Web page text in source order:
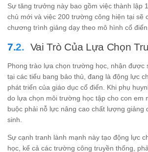
Sự tăng trưởng này bao gồm việc thành lập
chủ mới và việc 200 trường công hiện tại sẽ
chương trình giảng dạy theo mô hình cổ
Vai Trò Của Lựa Chọn
Phong trào lựa chọn trường học, nhận được
tại các tiểu bang bảo thủ, đang là động lực
phát triển của giáo dục cổ điển. Khi phụ
do lựa chọn môi trường học tập cho con em
buộc phải nỗ lực nâng cao chất lượng giảng
sinh.
Sự cạnh tranh lành mạnh này tạo động lực
học, kể cả các trường công truyền thống,